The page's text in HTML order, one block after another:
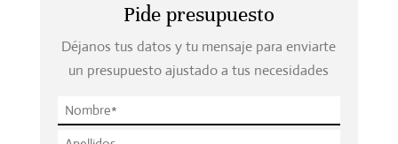
Pide presupuesto
Déjanos tus datos y tu mensaje para enviarte
un presupuesto ajustado a tus necesidades